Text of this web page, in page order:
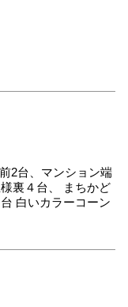
2台、マンション端
裏４台、 まちかど
白いカラーコーン